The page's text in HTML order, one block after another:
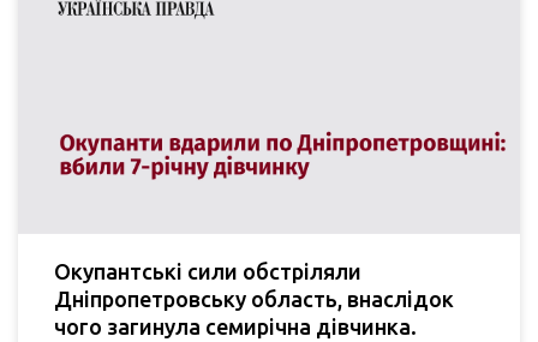
Окупантські сили обстріляли
Дніпропетровську область, внаслідок
чого загинула семирічна дівчинка.